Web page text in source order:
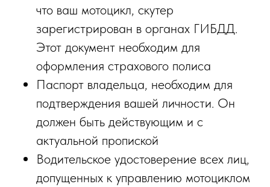
что ваш мотоцикл, скутер
зарегистрирован в органах ГИБДД.
Этот документ необходим для
оформления страхового полиса
Паспорт владельца, необходим для
подтверждения вашей личности. Он
должен быть действующим и с
актуальной пропиской
Водительское удостоверение всех лиц,
допущенных к управлению мотоциклом